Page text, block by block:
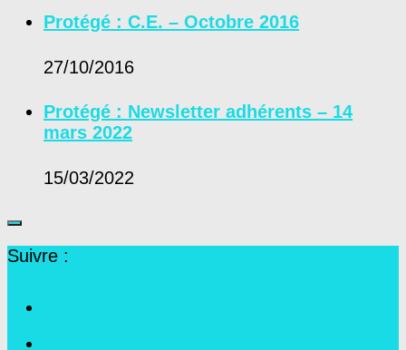
Protégé : C.E. – Octobre 2016
27/10/2016
Protégé : Newsletter adhérents – 14
mars 2022
15/03/2022
Suivre :